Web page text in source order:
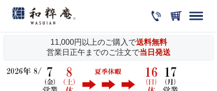
11,000円以上のご購入で送料無料
営業日正午までのご注文で当日発送